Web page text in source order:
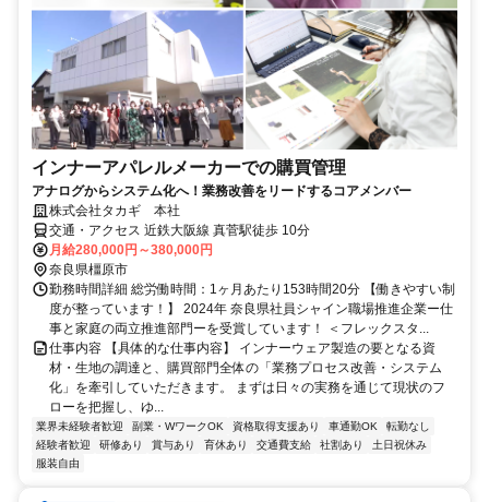
インナーアパレルメーカーでの購買管理
アナログからシステム化へ！業務改善をリードするコアメンバー
株式会社タカギ 本社
交通・アクセス 近鉄大阪線 真菅駅徒歩 10分
月給280,000円～380,000円
奈良県橿原市
勤務時間詳細 総労働時間：1ヶ月あたり153時間20分 【働きやすい制
度が整っています！】 2024年 奈良県社員シャイン職場推進企業ー仕
事と家庭の両立推進部門ーを受賞しています！ ＜フレックスタ...
仕事内容 【具体的な仕事内容】 インナーウェア製造の要となる資
材・生地の調達と、購買部門全体の「業務プロセス改善・システム
化」を牽引していただきます。 まずは日々の実務を通じて現状のフ
ローを把握し、ゆ...
業界未経験者歓迎 副業・WワークOK 資格取得支援あり 車通勤OK
転勤なし
経験者歓迎
研修あり 賞与あり 育休あり 交通費支給 社割あり
土日祝休み
服装自由